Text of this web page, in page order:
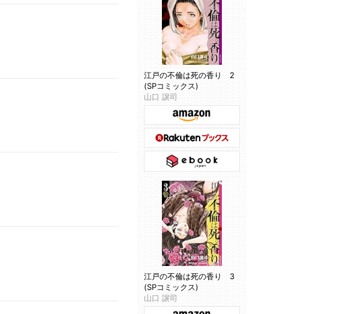
江戸の不倫は死の香り 2
(SPコミックス)
山口 譲司
江戸の不倫は死の香り 3
(SPコミックス)
山口 譲司